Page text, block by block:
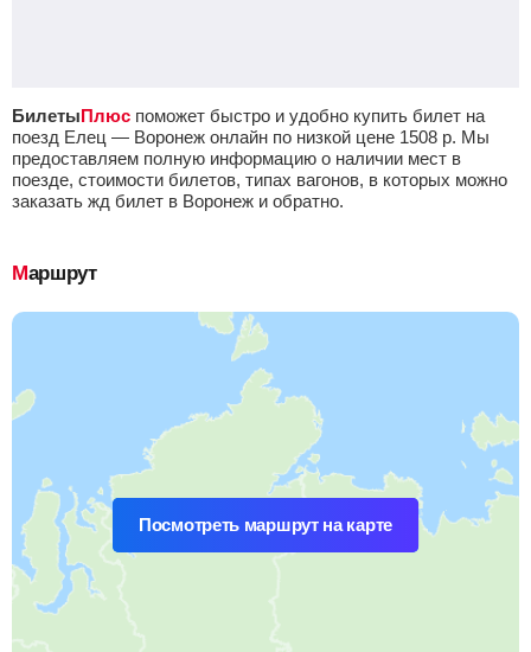
БилетыПлюс поможет быстро и удобно купить билет на
поезд Елец — Воронеж онлайн по низкой цене 1508 р. Мы
предоставляем полную информацию о наличии мест в
поезде, стоимости билетов, типах вагонов, в которых можно
заказать жд билет в Воронеж и обратно.
Маршрут
Посмотреть маршрут на карте